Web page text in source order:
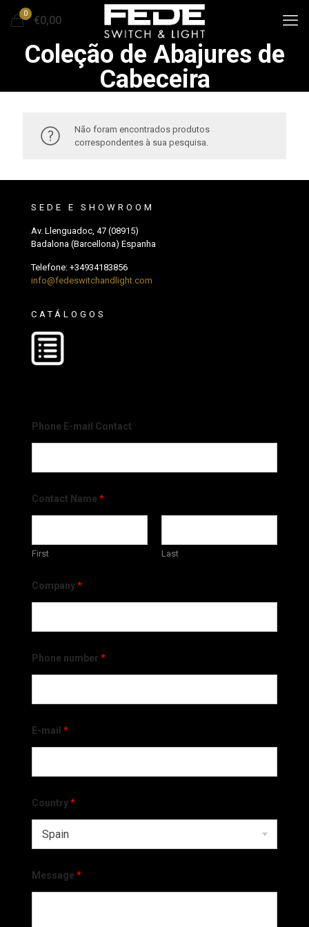
0
€0,00
Coleção de Abajures de
Cabeceira
Não foram encontrados produtos
correspondentes à sua pesquisa.
SEDE E SHOWROOM
Av. Llenguadoc, 47 (08915)
Badalona (Barcellona) Espanha
Telefone: +34934183856
info@fedeswitchandlight.com
CATÁLOGOS
Phone E-mail Contact
Contact Name *
First Last
Company*
Phone number *
E-mail *
Country*
Message *